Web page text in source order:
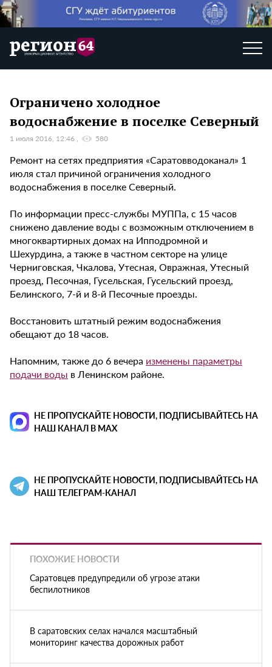
Ограничено холодное
водоснабжение в поселке Северный
1 июля 2016, 12:46 580
Ремонт на сетях предприятия «Саратовводоканал» 1
июля стал причиной ограничения холодного
водоснабжения в поселке Северный.
По информации пресс-службы МУППа, с 15 часов
снижено давление воды с возможным отключением в
многоквартирных домах на Ипподромной и
Шехурдина, а также в частном секторе на улице
Черниговская, Чкалова, Утесная, Овражная, Утесный
проезд, Песочная, Гусельская, Гусельский проезд,
Белинского, 7-й и 8-й Песочные проезды.
Восстановить штатный режим водоснабжения
обещают до 18 часов.
Напомним, также до 6 вечера изменены параметры
подачи воды в Ленинском районе.
НЕ ПРОПУСКАЙТЕ НОВОСТИ, ПОДПИСЫВАЙТЕСЬ НА
НАШ КАНАЛ В MAX
НЕ ПРОПУСКАЙТЕ НОВОСТИ, ПОДПИСЫВАЙТЕСЬ НА
НАШ ТЕЛЕГРАМ-КАНАЛ
ПОХОЖИЕ НОВОСТИ
Саратовцев предупредили об угрозе атаки
беспилотников
В саратовских селах начался масштабный
мониторинг качества дорожных работ